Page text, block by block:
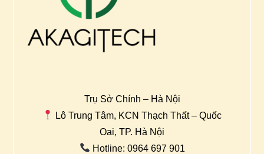
Trụ Sở Chính – Hà Nội
Lô Trung Tâm, KCN Thạch Thất – Quốc
Oai, TP. Hà Nội
Hotline: 0964 697 901